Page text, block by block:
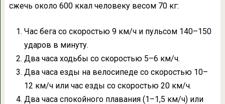
сжечь около 600 ккал человеку весом 70 кг:
Час бега со скоростью 9 км/ч и пульсом 140–150
ударов в минуту.
Два часа ходьбы со скоростью 5–6 км/ч.
Два часа езды на велосипеде со скоростью 10–
12 км/ч или час езды со скоростью 20 км/ч.
Два часа спокойного плавания (1–1,5 км/ч) или